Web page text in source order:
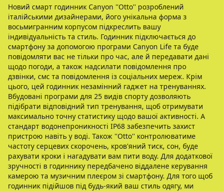
Новий смарт годинник Canyon ''Otto'' розроблений
італійськими дизайнерами, його унікальна форма з
восьмигранним корпусом підкреслить вашу
індивідуальність та стиль. Годинник підключається до
смартфону за допомогою програми Canyon Life та буде
повідомляти вас не тільки про час, але й передавати дані
щодо погоди, а також надсилати повідомлення про
дзвінки, смс та повідомлення із соціальних мереж. Крім
цього, цей годинник незамінний гаджет на тренуваннях.
Вбудовані програми для 25 видів спорту дозволяють
підібрати відповідний тип тренування, щоб отримувати
максимально точну статистику щодо вашої активності. А
стандарт водонепроникності IP68 забезпечить захист
пристрою навіть у воді. Також ''Otto'' контролюватиме
частоту серцевих скорочень, кров'яний тиск, сон, буде
рахувати кроки і нагадувати вам пити воду. Для додаткової
зручності в годиннику передбачено віддалене керування
камерою та музичним плеєром зі смартфону. Для того щоб
годинник підійшов під будь-який ваш стиль одягу, ми